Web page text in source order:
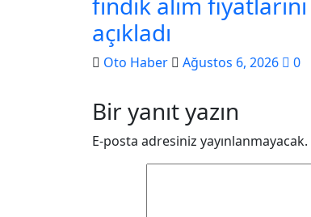
açıkladı
Oto Haber Ağustos 6, 2026 0
Bir yanıt yazın
E-posta adresiniz yayınlanmayacak.